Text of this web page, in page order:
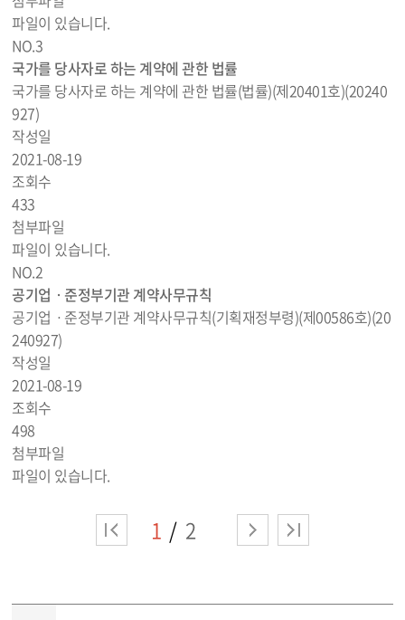
파일이 있습니다.
NO.3
국가를 당사자로 하는 계약에 관한 법률
국가를 당사자로 하는 계약에 관한 법률(법률)(제20401호)(20240
927)
작성일
2021-08-19
조회수
433
첨부파일
파일이 있습니다.
NO.2
공기업ㆍ준정부기관 계약사무규칙
공기업ㆍ준정부기관 계약사무규칙(기획재정부령)(제00586호)(20
240927)
작성일
2021-08-19
조회수
498
첨부파일
파일이 있습니다.
1 2